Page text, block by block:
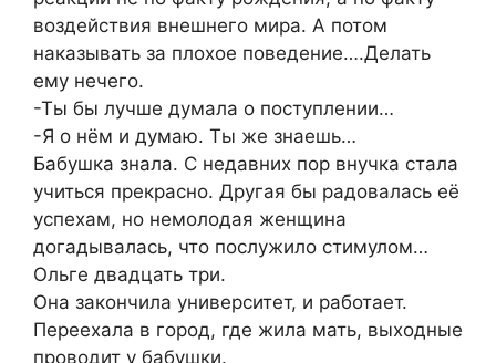
воздействия внешнего мира. А потом
наказывать за плохое поведение….Делать
ему нечего.
-Ты бы лучше думала о поступлении…
-Я о нём и думаю. Ты же знаешь…
Бабушка знала. С недавних пор внучка стала
учиться прекрасно. Другая бы радовалась её
успехам, но немолодая женщина
догадывалась, что послужило стимулом…
Ольге двадцать три.
Она закончила университет, и работает.
Переехала в город, где жила мать, выходные
проводит у бабушки.